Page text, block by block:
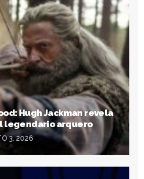
Hugh Jackman revela
legendario arquero
3, 2026